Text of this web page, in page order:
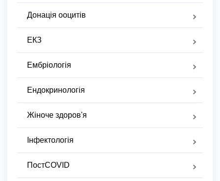
Донація ооцитів
ЕКЗ
Ембріологія
Ендокринологія
Жіноче здоров'я
Інфектологія
ПостCOVID